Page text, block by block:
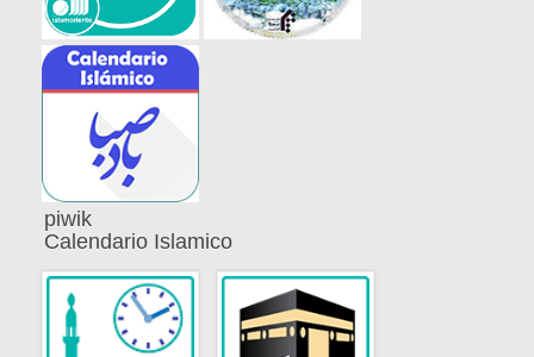
piwik
Calendario Islamico